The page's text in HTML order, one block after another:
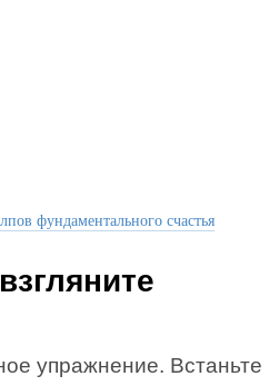
фундаментального счастья
упражнение. Встаньте